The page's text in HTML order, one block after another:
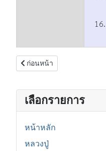
เลือกรายการ
หน้าหลัก
หลวงปู่
เนื้อหาก่อนหน้า: ทำเนียบผู้บริ
ก่อนหน้า